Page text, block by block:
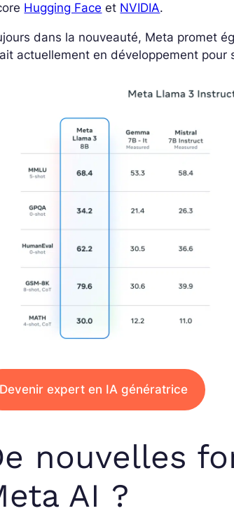
Hugging Face et NVIDIA.
dans la nouveauté, Meta promet
actuellement en développement pour
Devenir expert en IA génératrice
nouvelles
AI ?